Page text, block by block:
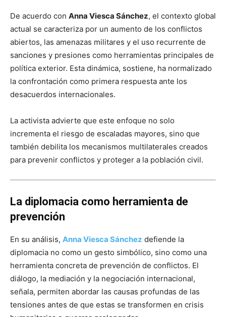
De acuerdo con Anna Viesca Sánchez, el contexto global
actual se caracteriza por un aumento de los conflictos
abiertos, las amenazas militares y el uso recurrente de
sanciones y presiones como herramientas principales de
política exterior. Esta dinámica, sostiene, ha normalizado
la confrontación como primera respuesta ante los
desacuerdos internacionales.
La activista advierte que este enfoque no solo
incrementa el riesgo de escaladas mayores, sino que
también debilita los mecanismos multilaterales creados
para prevenir conflictos y proteger a la población civil.
La diplomacia como herramienta de
prevención
En su análisis, Anna Viesca Sánchez defiende la
diplomacia no como un gesto simbólico, sino como una
herramienta concreta de prevención de conflictos. El
diálogo, la mediación y la negociación internacional,
señala, permiten abordar las causas profundas de las
tensiones antes de que estas se transformen en crisis